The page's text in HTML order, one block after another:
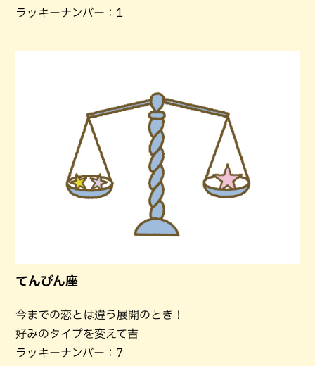
ラッキーナンバー：1
てんびん座
今までの恋とは違う展開のとき！
好みのタイプを変えて吉
ラッキーナンバー：7